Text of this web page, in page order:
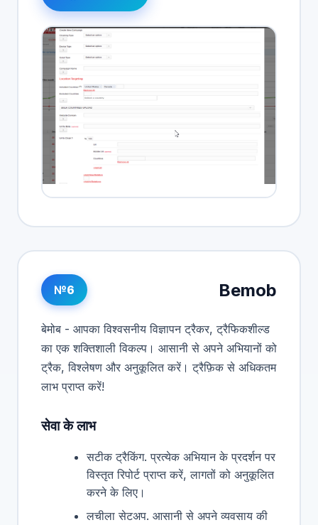
№6 Bemob
बेमोब - आपका विश्वसनीय विज्ञापन ट्रैकर, ट्रैफिकशील्ड
का एक शक्तिशाली विकल्प। आसानी से अपने अभियानों को
ट्रैक, विश्लेषण और अनुकूलित करें। ट्रैफ़िक से अधिकतम
लाभ प्राप्त करें!
सेवा के लाभ
सटीक ट्रैकिंग. प्रत्येक अभियान के प्रदर्शन पर
विस्तृत रिपोर्ट प्राप्त करें, लागतों को अनुकूलित
करने के लिए।
लचीला सेटअप. आसानी से अपने व्यवसाय की